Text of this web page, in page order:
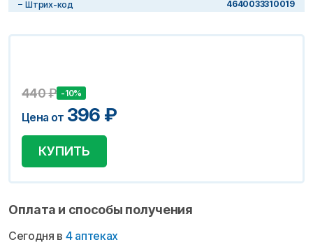
Штрих-код
4640033310019
440₽ -10%
Цена от 396 ₽
КУПИТЬ
Оплата и способы получения
Сегодня в 4 аптеках